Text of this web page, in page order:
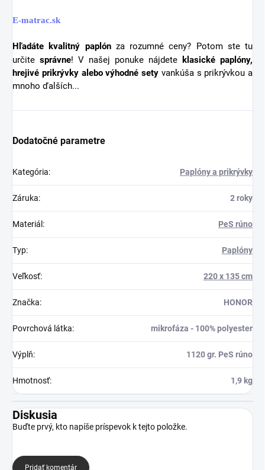
E-matrac.sk
Hľadáte kvalitný paplónza rozumné ceny? Potom ste tu
určite správne! V našej ponuke nájdete
klasické paplóny,
hrejivé prikrývky alebo výhodné sety vankúša s prikrývkou a
mnoho ďalších...
Dodatočné parametre
Kategória: Paplóny a prikrývky
Záruka: 2 roky
Materiál : PeS rúno
Typ: Paplóny
Veľkosť: 220 x 135 cm
Značka: HONOR
Povrchová látka: mikrofáza - 100% polyester
Výplň: 1120 gr. PeS rúno
Hmotnosť: 1,9 kg
Diskusia
Buďte prvý, kto napíše príspevok k tejto položke.
Pridať komentár